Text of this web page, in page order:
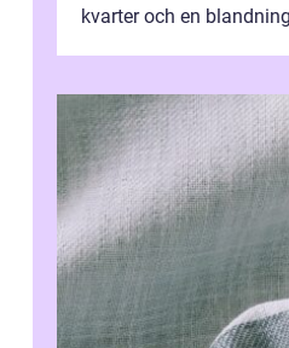
kvarter och en